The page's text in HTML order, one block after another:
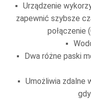
Urządzenie
zapewnić szybsze
połączenie
Dwa różne paski
Umożliwia zdalne